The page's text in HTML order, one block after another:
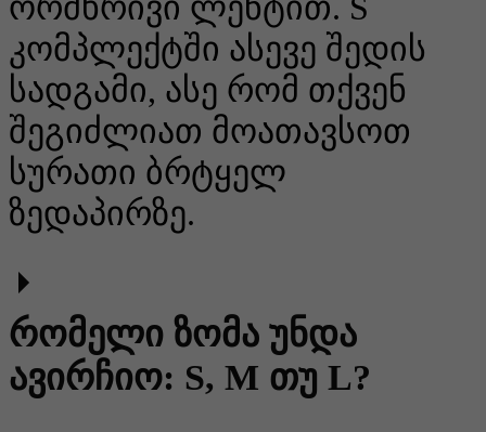
კომპლექტში ასევე შედის
სადგამი, ასე რომ თქვენ
შეგიძლიათ მოათავსოთ
სურათი ბრტყელ
ზედაპირზე.
რომელი ზომა უნდა
ავირჩიო: S, M თუ L?